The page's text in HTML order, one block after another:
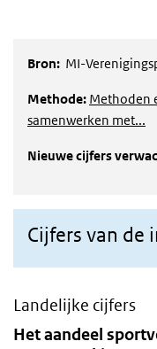
Bron: MI-
Methode: Methoden
samenwerken met...
Nieuwe cijfers
Cijfers van de
Landelijke cijfers
Skip chart 'Het aandeel
Het aandeel
Het aandeel